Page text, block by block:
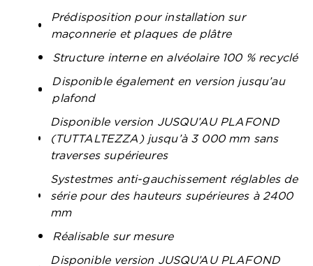
Prédisposition pour installation sur
maçonnerie et plaques de plâtre
Structure interne en alvéolaire 100 % recyclé
Disponible également en version jusqu’au
plafond
Disponible version JUSQU’AU PLAFOND
(TUTTALTEZZA) jusqu’à 3 000 mm sans
traverses supérieures
Systestmes anti-gauchissement réglables de
série pour des hauteurs supérieures à 2400
mm
Réalisable sur mesure
Disponible version JUSQU’AU PLAFOND